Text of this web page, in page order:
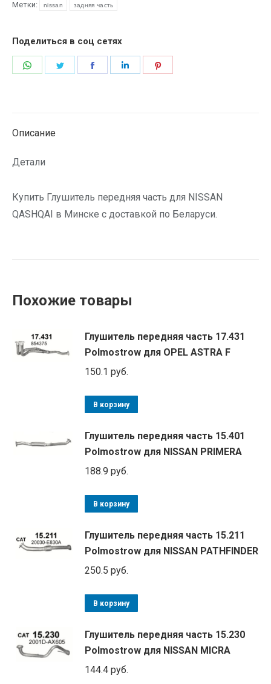
Метки: nissan задняя часть
Поделиться в соц сетях
Описание
Детали
Купить Глушитель передняя часть для NISSAN
QASHQAI в Минске с доставкой по Беларуси.
Похожие товары
Глушитель передняя часть 17.431
Polmostrow для OPEL ASTRA F
150.1 руб.
В корзину
Глушитель передняя часть 15.401
Polmostrow для NISSAN PRIMERA
188.9 руб.
В корзину
Глушитель передняя часть 15.211
Polmostrow для NISSAN PATHFINDER
250.5 руб.
В корзину
Глушитель передняя часть 15.230
Polmostrow для NISSAN MICRA
144.4 руб.